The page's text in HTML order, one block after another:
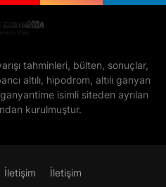
tahminleri, bülten, sonuçlar,
altılı, hipodrom, altılı ganyan
isimli siteden ayrılan
kurulmuştur.
İletişim İletişim